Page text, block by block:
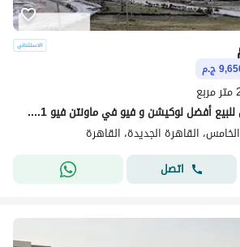
ج.م
باقل سعر اي فيلا سكاي للبيع أفضل لوكيشن و فيو في ماونتن فيو 1.1 القاهرة الجديدة Mountain View 1.1 New Cairo
اتصل